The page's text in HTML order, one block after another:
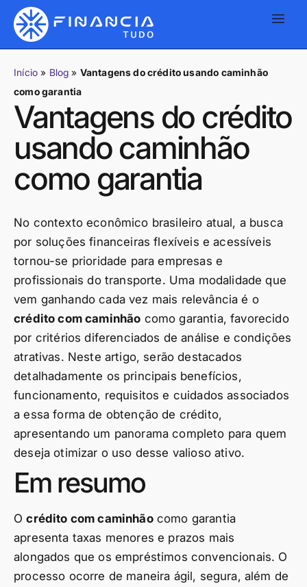
Início » Blog » Vantagens do crédito usando caminhão
como garantia
Vantagens do crédito
usando caminhão
como garantia
No contexto econômico brasileiro atual, a busca
por soluções financeiras flexíveis e acessíveis
tornou-se prioridade para empresas e
profissionais do transporte. Uma modalidade que
vem ganhando cada vez mais relevância é o
crédito com caminhão como garantia, favorecido
por critérios diferenciados de análise e condições
atrativas. Neste artigo, serão destacados
detalhadamente os principais benefícios,
funcionamento, requisitos e cuidados associados
a essa forma de obtenção de crédito,
apresentando um panorama completo para quem
deseja otimizar o uso desse valioso ativo.
Em resumo
Ocrédito com caminhãocomo garantia
apresenta taxas menores e prazos mais
alongados que os empréstimos convencionais. O
processo ocorre de maneira ágil, segura, além de